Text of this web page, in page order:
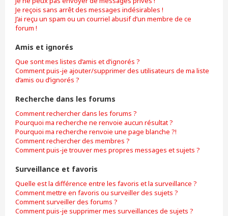
Je reçois sans arrêt des messages indésirables !
J’ai reçu un spam ou un courriel abusif d’un membre de ce
forum !
Amis et ignorés
Que sont mes listes d’amis et d’ignorés ?
Comment puis-je ajouter/supprimer des utilisateurs de ma liste
d’amis ou d’ignorés ?
Recherche dans les forums
Comment rechercher dans les forums ?
Pourquoi ma recherche ne renvoie aucun résultat ?
Pourquoi ma recherche renvoie une page blanche ?!
Comment rechercher des membres ?
Comment puis-je trouver mes propres messages et sujets ?
Surveillance et favoris
Quelle est la différence entre les favoris et la surveillance ?
Comment mettre en favoris ou surveiller des sujets ?
Comment surveiller des forums ?
Comment puis-je supprimer mes surveillances de sujets ?